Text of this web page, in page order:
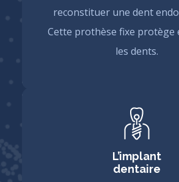
reconstituer une dent
Cette prothèse fixe protège
les dents.
L’implant
dentaire